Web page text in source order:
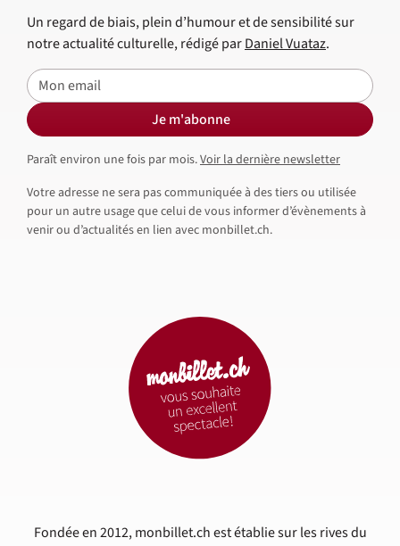
Fondée en 2012, monbillet.ch est établie sur les rives du
Un regard de biais, plein d’humour et de sensibilité sur
notre actualité culturelle, rédigé parDaniel Vuataz.
E-mail
Je m'abonne
Paraît environ une fois par mois.Voir la dernière newsletter
Votre adresse ne sera pas communiquée à des tiers ou utilisée
pour un autre usage que celui de vous informer d’évènements à
venir ou d’actualités en lien avec monbillet.ch.